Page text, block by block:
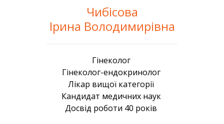
Чибісова
Ірина Володимирівна